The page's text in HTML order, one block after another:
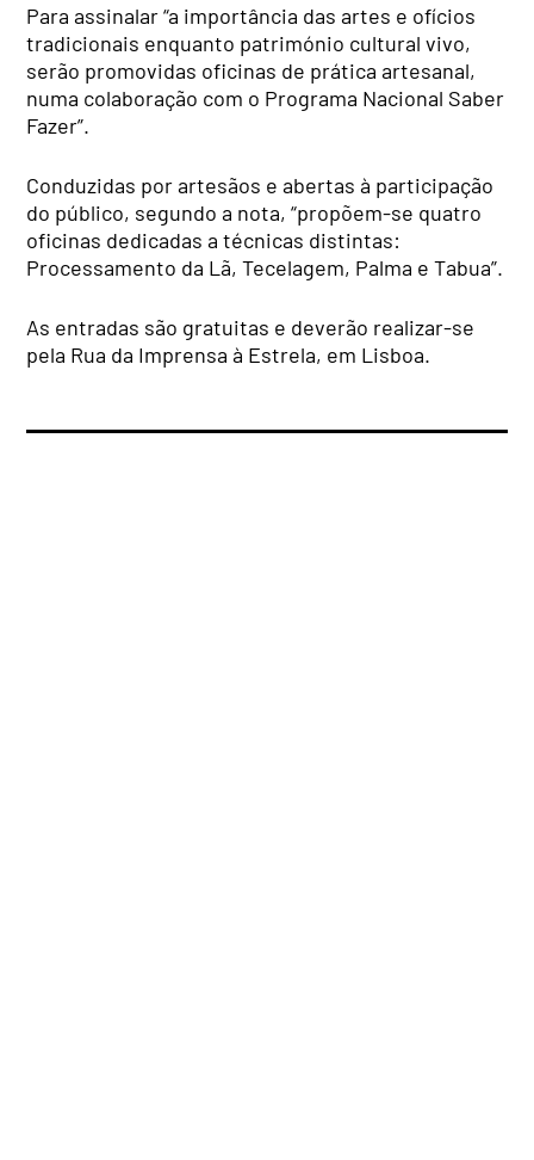
Para assinalar “a importância das artes e ofícios
tradicionais enquanto património cultural vivo,
serão promovidas oficinas de prática artesanal,
numa colaboração com o Programa Nacional Saber
Fazer”.
Conduzidas por artesãos e abertas à participação
do público, segundo a nota, “propõem-se quatro
oficinas dedicadas a técnicas distintas:
Processamento da Lã, Tecelagem, Palma e Tabua”.
As entradas são gratuitas e deverão realizar-se
pela Rua da Imprensa à Estrela, em Lisboa.